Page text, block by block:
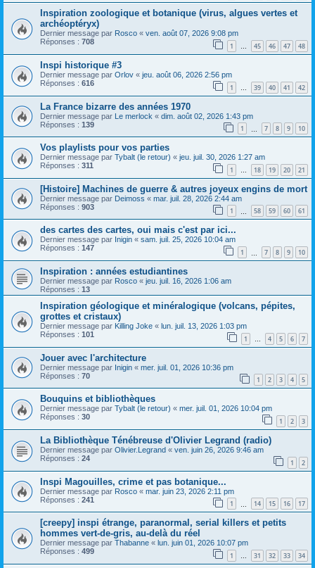
Inspiration zoologique et botanique (virus, algues vertes et
archéoptéryx)
Dernier message par Rosco « ven. août 07, 2026 9:08 pm
Réponses : 708 1 … 45 46 47 48
Inspi historique #3
Dernier message par Orlov « jeu. août 06, 2026 2:56 pm
Réponses : 616 1 … 39 40 41 42
La France bizarre des années 1970
Dernier message par Le merlock « dim. août 02, 2026 1:43 pm
Réponses : 139 1 7 8 9 10
Vos playlists pour vos parties
Dernier message par Tybalt (le retour) « jeu. juil. 30, 2026 1:27 am
Réponses : 311 1 … 18 19 20 21
[Histoire] Machines de guerre & autres joyeux engins de mort
Dernier message par Deimoss « mar. juil. 28, 2026 2:44 am
Réponses : 903 1 58 59 60 61
des cartes des cartes, oui mais c'est par ici...
Dernier message par Inigin « sam. juil. 25, 2026 10:04 am
Réponses : 147 1 7 8 9 10
Inspiration : années estudiantines
Dernier message par Rosco « jeu. juil. 16, 2026 1:06 am
Réponses : 13
Inspiration géologique et minéralogique (volcans, pépites,
grottes et cristaux)
Dernier message par Killing Joke « lun. juil. 13, 2026 1:03 pm
Réponses : 101 1 … 4 5 6 7
Jouer avec l'architecture
Dernier message par Inigin « mer. juil. 01, 2026 10:36 pm
Réponses : 70 1 2 3 4 5
Bouquins et bibliothèques
Dernier message par Tybalt (le retour) « mer. juil. 01, 2026 10:04 pm
Réponses : 30 1 2 3
La Bibliothèque Ténébreuse d'Olivier Legrand (radio)
Dernier message par Olivier.Legrand « ven. juin 26, 2026 9:46 am
Réponses : 24 1 2
Inspi Magouilles, crime et pas botanique...
Dernier message par Rosco « mar. juin 23, 2026 2:11 pm
Réponses : 241 1 14 15 16 17
[creepy] inspi étrange, paranormal, serial killers et petits
hommes vert-de-gris, au-delà du réel
Dernier message par Thabanne « lun. juin 01, 2026 10:07 pm
Réponses : 499 1 … 31 32 33 34